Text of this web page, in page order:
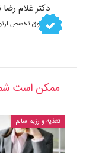
دکتر غلام
فوق تخصص
ممکن است
تغذیه و رژیم سالم